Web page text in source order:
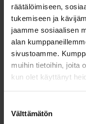
räätälöimiseen,
tukemiseen ja
jaamme sosiaalisen
alan
sivustoamme.
muihin tietoihin, joita
kun olet käyttänyt
valinta
Välttämätön
Tekniset
Koodit Tuoteversiot